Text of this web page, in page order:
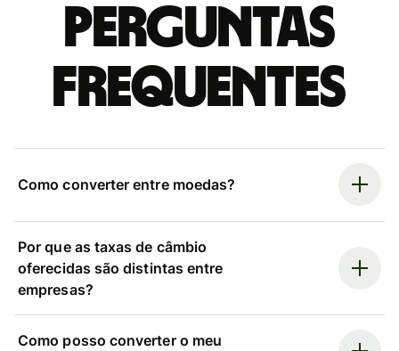
Perguntas
frequentes
Como converter entre moedas?
Por que as taxas de câmbio
oferecidas são distintas entre
empresas?
Como posso converter o meu